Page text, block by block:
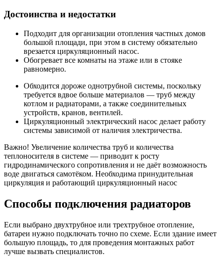
Достоинства и недостатки
Подходит для организации отопления частных домов
большой площади, при этом в систему обязательно
врезается циркуляционный насос.
Обогревает все комнаты на этаже или в стояке
равномерно.
Обходится дороже однотрубной системы, поскольку
требуется вдвое больше материалов — труб между
котлом и радиаторами, а также соединительных
устройств, кранов, вентилей.
Циркуляционный электрический насос делает работу
системы зависимой от наличия электричества.
Важно! Увеличение количества труб и количества
теплоносителя в системе — приводит к росту
гидродинамического сопротивления и не даёт возможность
воде двигаться самотёком. Необходима принудительная
циркуляция и работающий циркуляционный насос
Способы подключения радиаторов
Если выбрано двухтрубное или трехтрубное отопление,
батареи нужно подключать точно по схеме. Если здание имеет
большую площадь, то для проведения монтажных работ
лучше вызвать специалистов.